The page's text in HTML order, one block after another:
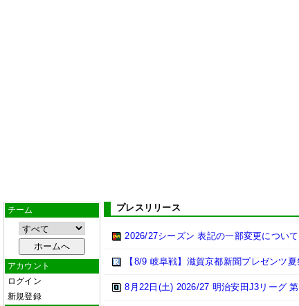
チーム
アカウント
ログイン
新規登録
プレスリリース
2026/27シーズン 表記の一部変更について
【8/9 岐阜戦】滋賀京都新聞プレゼンツ
8月22日(土) 2026/27 明治安田J3リーグ